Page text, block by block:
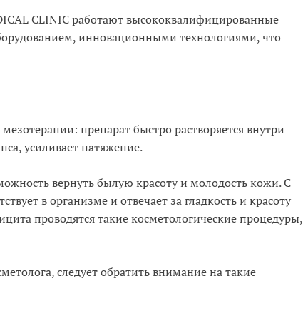
CLINIC работают высококвалифицированные
инновационными технологиями, что
препарат быстро растворяется внутри
усиливает натяжение.
вернуть былую красоту и молодость кожи. С
в организме и отвечает за гладкость и красоту
проводятся такие косметологические процедуры,
следует обратить внимание на такие